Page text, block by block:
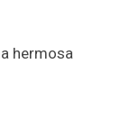
hermosa